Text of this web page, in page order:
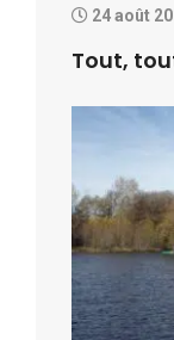
24 août
Tout,